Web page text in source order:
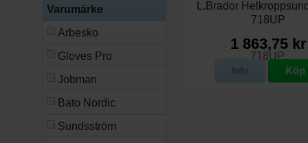
Varumärke
Arbesko
Gloves Pro
Jobman
Bato Nordic
Sundsström
L.Brador
718UP
1 863,75 kr
Info Köp